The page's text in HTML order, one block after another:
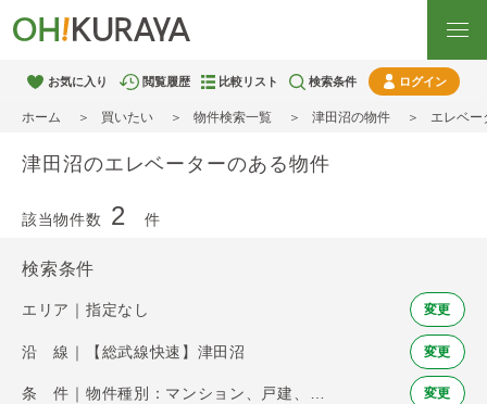
お気に入り 閲覧履歴 比較リスト 検索条件 ログイン
ホーム 買いたい 物件検索一覧 津田沼の物件 エレベー
津田沼のエレベーターのある物件
該当物件数 2 件
検索条件
エリア｜指定なし 変更
沿 線｜【総武線快速】津田沼 変更
変更